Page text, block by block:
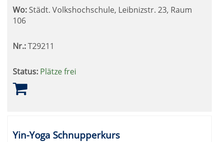
Wo: Städt. Volkshochschule, Leibnizstr. 23, Raum
106
Nr.:T29211
Status: Plätze frei
Yin-Yoga Schnupperkurs